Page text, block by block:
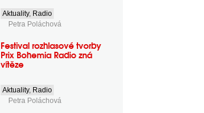
Aktuality, Radio
Petra Poláchová
Festival rozhlasové tvorby
Prix Bohemia Radio zná
vítěze
Aktuality, Radio
Petra Poláchová